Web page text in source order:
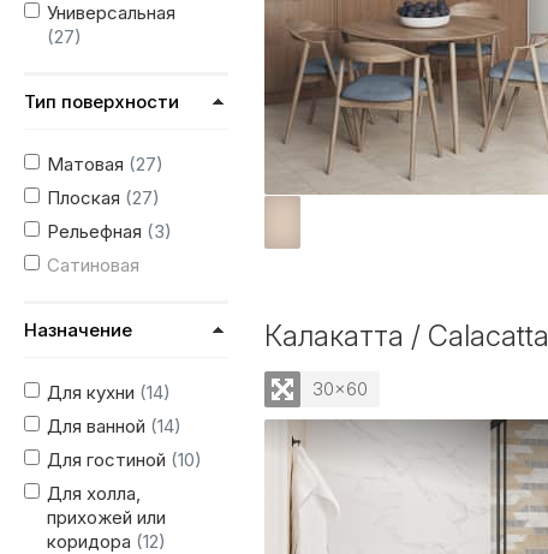
Калакатта / Calacatta
30x60
Универсальная
(27)
Тип поверхности
Матовая (27)
Плоская (27)
Рельефная (3)
Сатиновая
Назначение
Для кухни (14)
Для ванной (14)
Для гостиной (10)
Для холла,
прихожей или
коридора (12)